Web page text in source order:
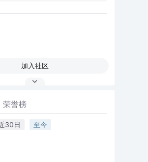
加入社区
荣誉榜
30日 至今